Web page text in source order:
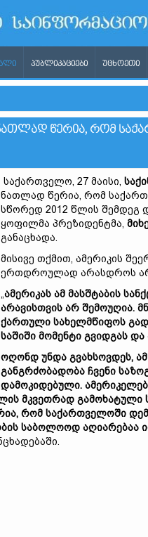
ᲞᲣᲑᲚᲘᲙᲐᲪᲘᲔᲑᲘ ᲣᲪᲮᲝᲔᲗᲘ
ᲜᲐᲗᲚᲐᲓ ᲬᲔᲠᲘᲐ, ᲠᲝᲛ
საქართველო, 27 მაისი,
ნათლად წერია, რომ
სწორედ 2012 წლის შემდეგ
ყოფილმა პრეზიდენტმა,
განაცხადა.
მისივე თქმით, ამერიკის
ერთდროულად არასდროს
„ამერიკას ამ მასშტაბის
არავისთვის არ შემოუღია.
ქართული სახელმწიფოს
საშიში მომენტი გვიდგას და
ოღონდ უნდა გვახსოვდეს, ამ
განგრძობადობა ჩვენი
დამოკიდებული.
მკვეთრად გამოხატული
რომ საქართველოში
საბოლოოდ აღიარებაა